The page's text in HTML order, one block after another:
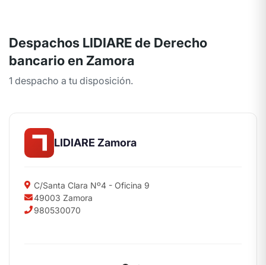
Despachos LIDIARE de Derecho
bancario en Zamora
1 despacho a tu disposición.
LIDIARE Zamora
C/Santa Clara Nº4 - Oficina 9
49003 Zamora
980530070